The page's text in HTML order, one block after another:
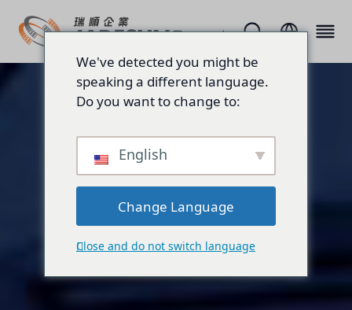
We've detected you might be
speaking a different language.
Do you want to change to:
English
Change Language
Close and do not switch language